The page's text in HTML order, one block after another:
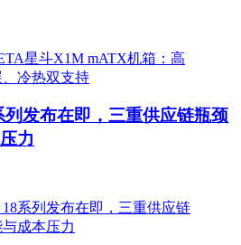
列发布在即，三重供应链瓶颈
力